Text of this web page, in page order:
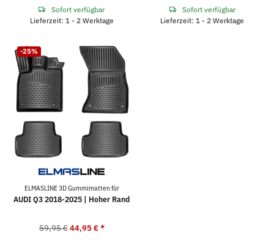
Sofort verfügbar
Lieferzeit: 1 - 2 Werktage
Sofort verfügbar
Lieferzeit: 1 - 2 Werktage
-25%
ELMASLINE 3D Gummimatten für
AUDI Q3 2018-2025 | Hoher Rand
59,95 € 44,95 €*